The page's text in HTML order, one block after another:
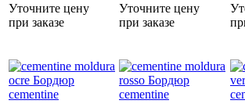
Уточните цену
при заказе
Уточните цену
при заказе